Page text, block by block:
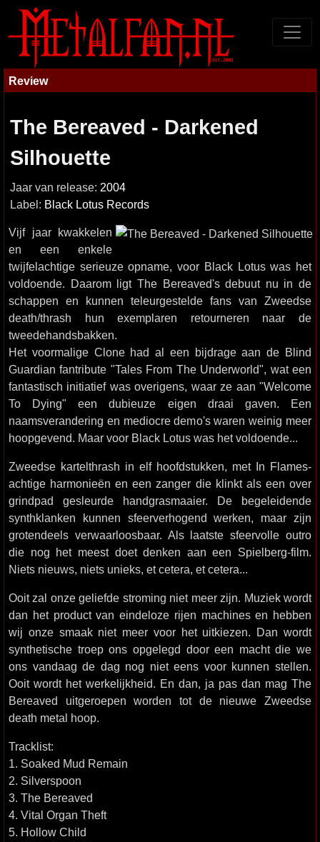
Review
The Bereaved - Darkened
Silhouette
Jaar van release: 2004
Label: Black Lotus Records
Vijf jaar kwakkelen
en een enkele
twijfelachtige serieuze opname, voor Black Lotus was het
voldoende. Daarom ligt The Bereaved's debuut nu in de
schappen en kunnen teleurgestelde fans van Zweedse
death/thrash hun exemplaren retourneren naar de
tweedehandsbakken.
Het voormalige Clone had al een bijdrage aan de Blind
Guardian fantribute "Tales From The Underworld", wat een
fantastisch initiatief was overigens, waar ze aan "Welcome
To Dying" een dubieuze eigen draai gaven. Een
naamsverandering en mediocre demo's waren weinig meer
hoopgevend. Maar voor Black Lotus was het voldoende...
Zweedse kartelthrash in elf hoofdstukken, met In Flames-
achtige harmonieën en een zanger die klinkt als een over
grindpad gesleurde handgrasmaaier. De begeleidende
synthklanken kunnen sfeerverhogend werken, maar zijn
grotendeels verwaarloosbaar. Als laatste sfeervolle outro
die nog het meest doet denken aan een Spielberg-film.
Niets nieuws, niets unieks, et cetera, et cetera...
Ooit zal onze geliefde stroming niet meer zijn. Muziek wordt
dan het product van eindeloze rijen machines en hebben
wij onze smaak niet meer voor het uitkiezen. Dan wordt
synthetische troep ons opgelegd door een macht die we
ons vandaag de dag nog niet eens voor kunnen stellen.
Ooit wordt het werkelijkheid. En dan, ja pas dan mag The
Bereaved uitgeroepen worden tot de nieuwe Zweedse
death metal hoop.
Tracklist:
1. Soaked Mud Remain
2. Silverspoon
3. The Bereaved
4. Vital Organ Theft
5. Hollow Child